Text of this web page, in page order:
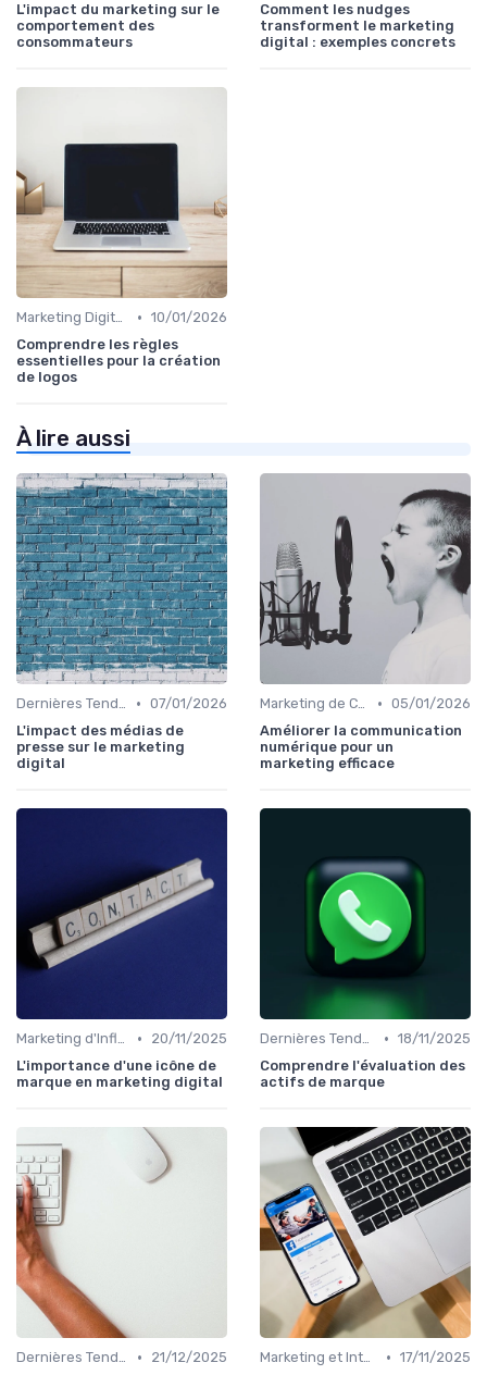
L'impact du marketing sur le
comportement des
consommateurs
Comment les nudges
transforment le marketing
digital : exemples concrets
Marketing Digital et Réglementations • 10/01/2026
Comprendre les règles
essentielles pour la création
de logos
À lire aussi
Dernières Tendances en Marketing Digital • 07/01/2026
L'impact des médias de
presse sur le marketing
digital
Marketing de Contenu • 05/01/2026
Améliorer la communication
numérique pour un
marketing efficace
Marketing d'Influence •
20/11/2025
L'importance d'une icône de
marque en marketing digital
Dernières Tendances en Marketing Digital • 18/11/2025
Comprendre l'évaluation des
actifs de marque
Dernières Tendances en Marketing Digital •
21/12/2025
Marketing et Intelligence Artificielle • 17/11/2025